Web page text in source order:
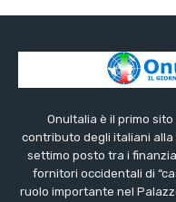
OnuItalia è il primo
contributo degli italiani alla
settimo posto tra i
fornitori occidentali di
ruolo importante nel